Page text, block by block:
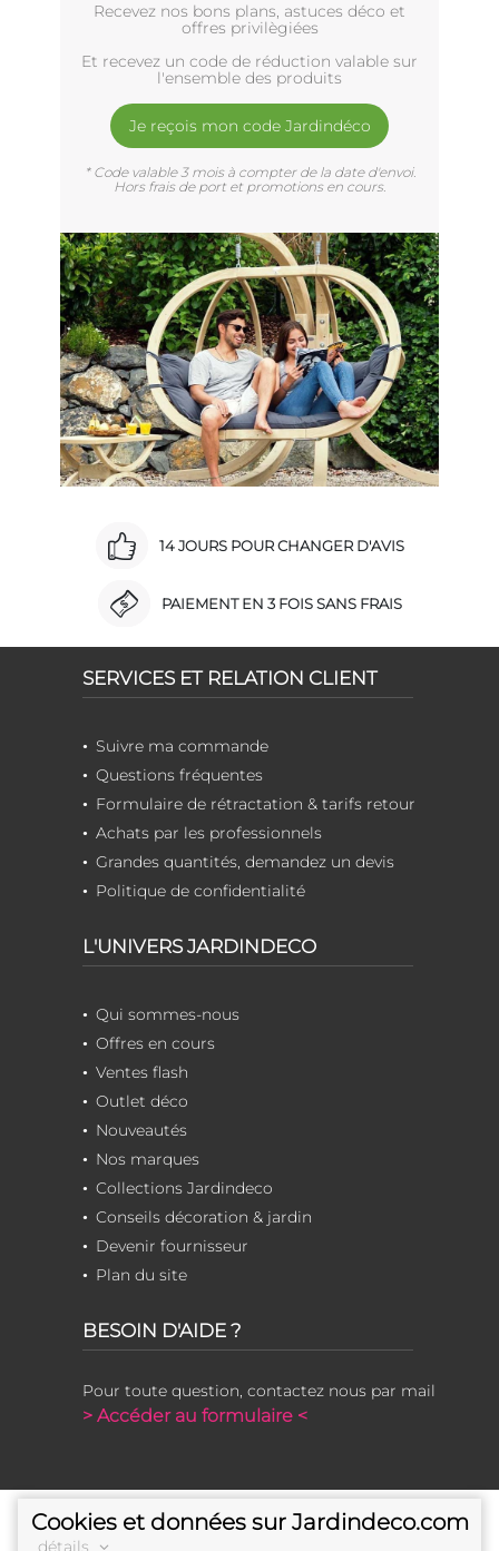
Recevez nos bons plans, astuces déco et
offres privilègiées
Et recevez un code de réduction valable sur
l'ensemble des produits
Je reçois mon code Jardindéco
* Code valable 3 mois à compter de la date d'envoi.
Hors frais de port et promotions en cours.
14 JOURS POUR CHANGER D'AVIS
PAIEMENT EN 3 FOIS SANS FRAIS
SERVICES ET RELATION CLIENT
Suivre ma commande
Questions fréquentes
Formulaire de rétractation & tarifs retour
Achats par les professionnels
Grandes quantités, demandez un devis
Politique de confidentialité
L'UNIVERS JARDINDECO
Qui sommes-nous
Offres en cours
Ventes flash
Outlet déco
Nouveautés
Nos marques
Collections Jardindeco
Conseils décoration & jardin
Devenir fournisseur
Plan du site
BESOIN D'AIDE ?
Pour toute question, contactez nous par mail
> Accéder au formulaire <
Cookies et données sur Jardindeco.com
détails